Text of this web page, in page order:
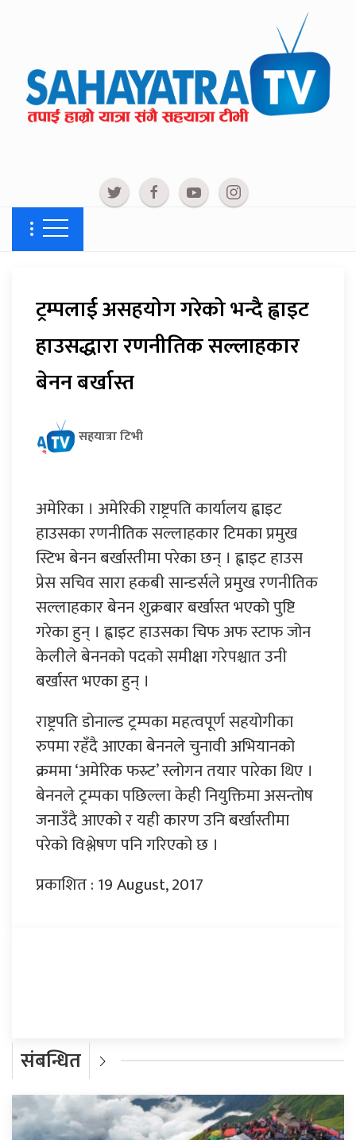
ट्रम्पलाई असहयोग गरेको भन्दै ह्वाइट
हाउसद्धारा रणनीतिक सल्लाहकार
बेनन बर्खास्त
सहयात्रा टिभी
अमेरिका । अमेरिकी राष्ट्रपति कार्यालय ह्वाइट
हाउसका रणनीतिक सल्लाहकार टिमका प्रमुख
स्टिभ बेनन बर्खास्तीमा परेका छन् । ह्वाइट हाउस
प्रेस सचिव सारा हकबी सान्डर्सले प्रमुख रणनीतिक
सल्लाहकार बेनन शुक्रबार बर्खास्त भएको पुष्टि
गरेका हुन् । ह्वाइट हाउसका चिफ अफ स्टाफ जोन
केलीले बेननको पदको समीक्षा गरेपश्चात उनी
बर्खास्त भएका हुन् ।
राष्ट्रपति डोनाल्ड ट्रम्पका महत्वपूर्ण सहयोगीका
रुपमा रहँदै आएका बेननले चुनावी अभियानको
क्रममा ‘अमेरिक फस्र्ट’ स्लोगन तयार पारेका थिए ।
बेननले ट्रम्पका पछिल्ला केही नियुक्तिमा असन्तोष
जनाउँदै आएको र यही कारण उनि बर्खास्तीमा
परेको विश्लेषण पनि गरिएको छ ।
प्रकाशित : 19 August, 2017
संबन्धित